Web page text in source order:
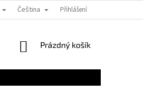
Čeština Přihlášení
NÁKUPNÍ
Prázdný košík